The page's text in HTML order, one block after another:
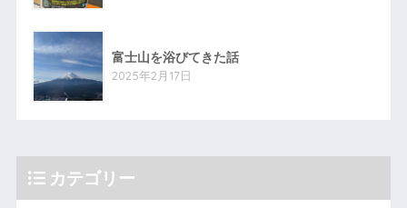
富士山を浴びてきた話
2025年2月17日
カテゴリー